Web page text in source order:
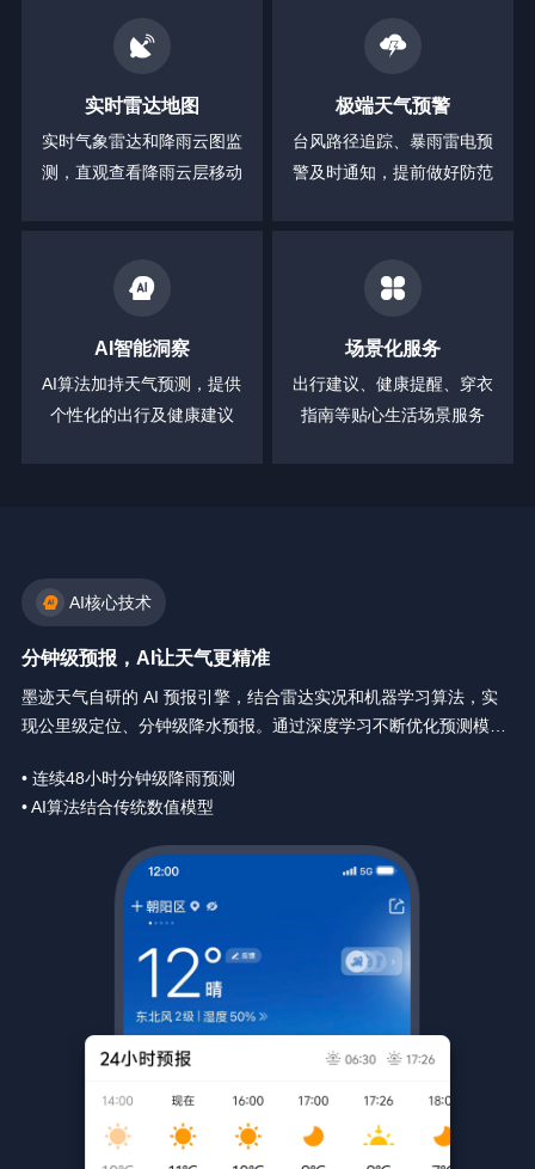
实时雷达地图
实时气象雷达和降雨云图监
测，直观查看降雨云层移动
极端天气预警
台风路径追踪、暴雨雷电预
警及时通知，提前做好防范
AI智能洞察
AI算法加持天气预测，提供
个性化的出行及健康建议
场景化服务
出行建议、健康提醒、穿衣
指南等贴心生活场景服务
AI核心技术
分钟级预报，AI让天气更精准
墨迹天气自研的 AI 预报引擎，结合雷达实况和机器学习算法，实
现公里级定位、分钟级降水预报。通过深度学习不断优化预测模
• 连续48小时分钟级降雨预测
• AI算法结合传统数值模型